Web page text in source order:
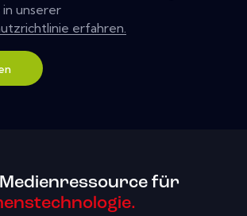
unserer
erfahren.
für